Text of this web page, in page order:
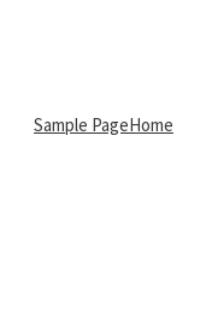
Sample PageHome